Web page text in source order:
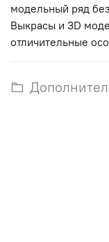
модельный ряд
Выкрасы и 3D
отличительные